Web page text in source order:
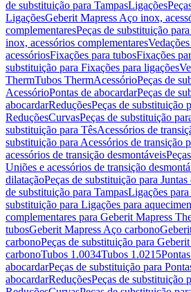
de substituição para TampasLigações
LigaçõesGeberit Mapress Aço inox,
complementaresPeças de substituição
inox, acessórios complementares
acessóriosFixações para tubosFixações
substituição para Fixações para ligações
ThermTubos ThermAcessórioPeças de
AcessórioPontas de abocardarPeças de
abocardarReduçõesPeças de substituição
ReduçõesCurvasPeças de substituição
substituição para TêsAcessórios de
substituição para Acessórios de transição
acessórios de transição desmontáveis
Uniões e acessórios de transição
dilataçãoPeças de substituição para
de substituição para TampasLigações
substituição para Ligações para
complementares para Geberit Mapress
tubosGeberit Mapress Aço carbono
carbonoPeças de substituição para
carbonoTubos 1.0034Tubos 1.0215
abocardarPeças de substituição para
abocardarReduçõesPeças de substituição